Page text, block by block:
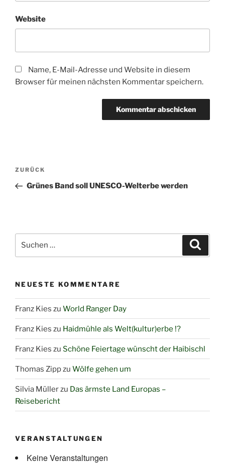
Website
Name, E-Mail-Adresse und Website in diesem
Browser für meinen nächsten Kommentar speichern.
Beitragsnavigation
Vorheriger
Beitrag
ZURÜCK
Grünes Band soll UNESCO-Welterbe werden
nach:
NEUESTE KOMMENTARE
Franz Kies zu World Ranger Day
Franz Kies zu Haidmühle als Welt(kultur)erbe !?
Franz Kies zu Schöne Feiertage wünscht der Haibischl
Thomas Zippzu Wölfe gehen um
Silvia Müllerzu Das ärmste Land Europas –
Reisebericht
VERANSTALTUNGEN
Keine Veranstaltungen